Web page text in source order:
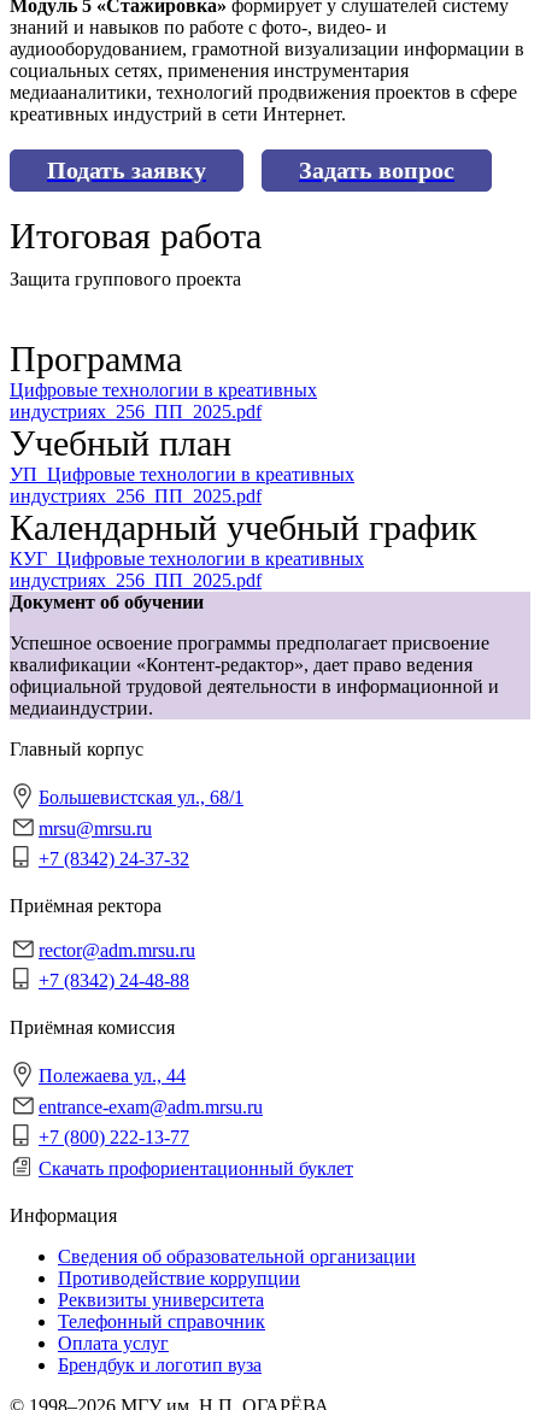
Модуль 5 «Стажировка» формирует у слушателей систему
знаний и навыков по работе с фото-, видео- и
аудиооборудованием, грамотной визуализации информации в
социальных сетях, применения инструментария
медиааналитики, технологий продвижения проектов в сфере
креативных индустрий в сети Интернет.
Подать заявку Задать вопрос
Итоговая работа
Защита группового проекта
Программа
Цифровые технологии в креативных
индустриях_256_ПП_2025.pdf
Учебный план
УП_Цифровые технологии в креативных
индустриях_256_ПП_2025.pdf
Календарный учебный график
КУГ_Цифровые технологии в креативных
индустриях_256_ПП_2025.pdf
Документ об обучении
Успешное освоение программы предполагает присвоение
квалификации «Контент-редактор», дает право ведения
официальной трудовой деятельности в информационной и
медиаиндустрии.
Главный корпус
Большевистская ул., 68/1
mrsu@mrsu.ru
+7 (8342) 24-37-32
Приёмная ректора
rector@adm.mrsu.ru
+7 (8342) 24-48-88
Приёмная комиссия
Полежаева ул., 44
entrance-exam@adm.mrsu.ru
+7 (800) 222-13-77
Скачать профориентационный буклет
Информация
Сведения об образовательной организации
Противодействие коррупции
Реквизиты университета
Телефонный справочник
Оплата услуг
Брендбук и логотип вуза
© 1998–2026 МГУ им. Н.П. ОГАРЁВА